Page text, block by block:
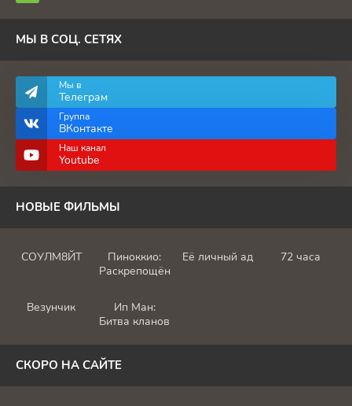
МЫ В СОЦ. СЕТЯХ
Мы в
Телеграм
Группа
ВКонтакте
Наш канал
Youtube
НОВЫЕ ФИЛЬМЫ
СОУЛМ8ЙТ
Пиноккио:
Раскрепощённый
Её личный ад 72 часа
Везунчик
Ип Ман:
Битва кланов
СКОРО НА САЙТЕ